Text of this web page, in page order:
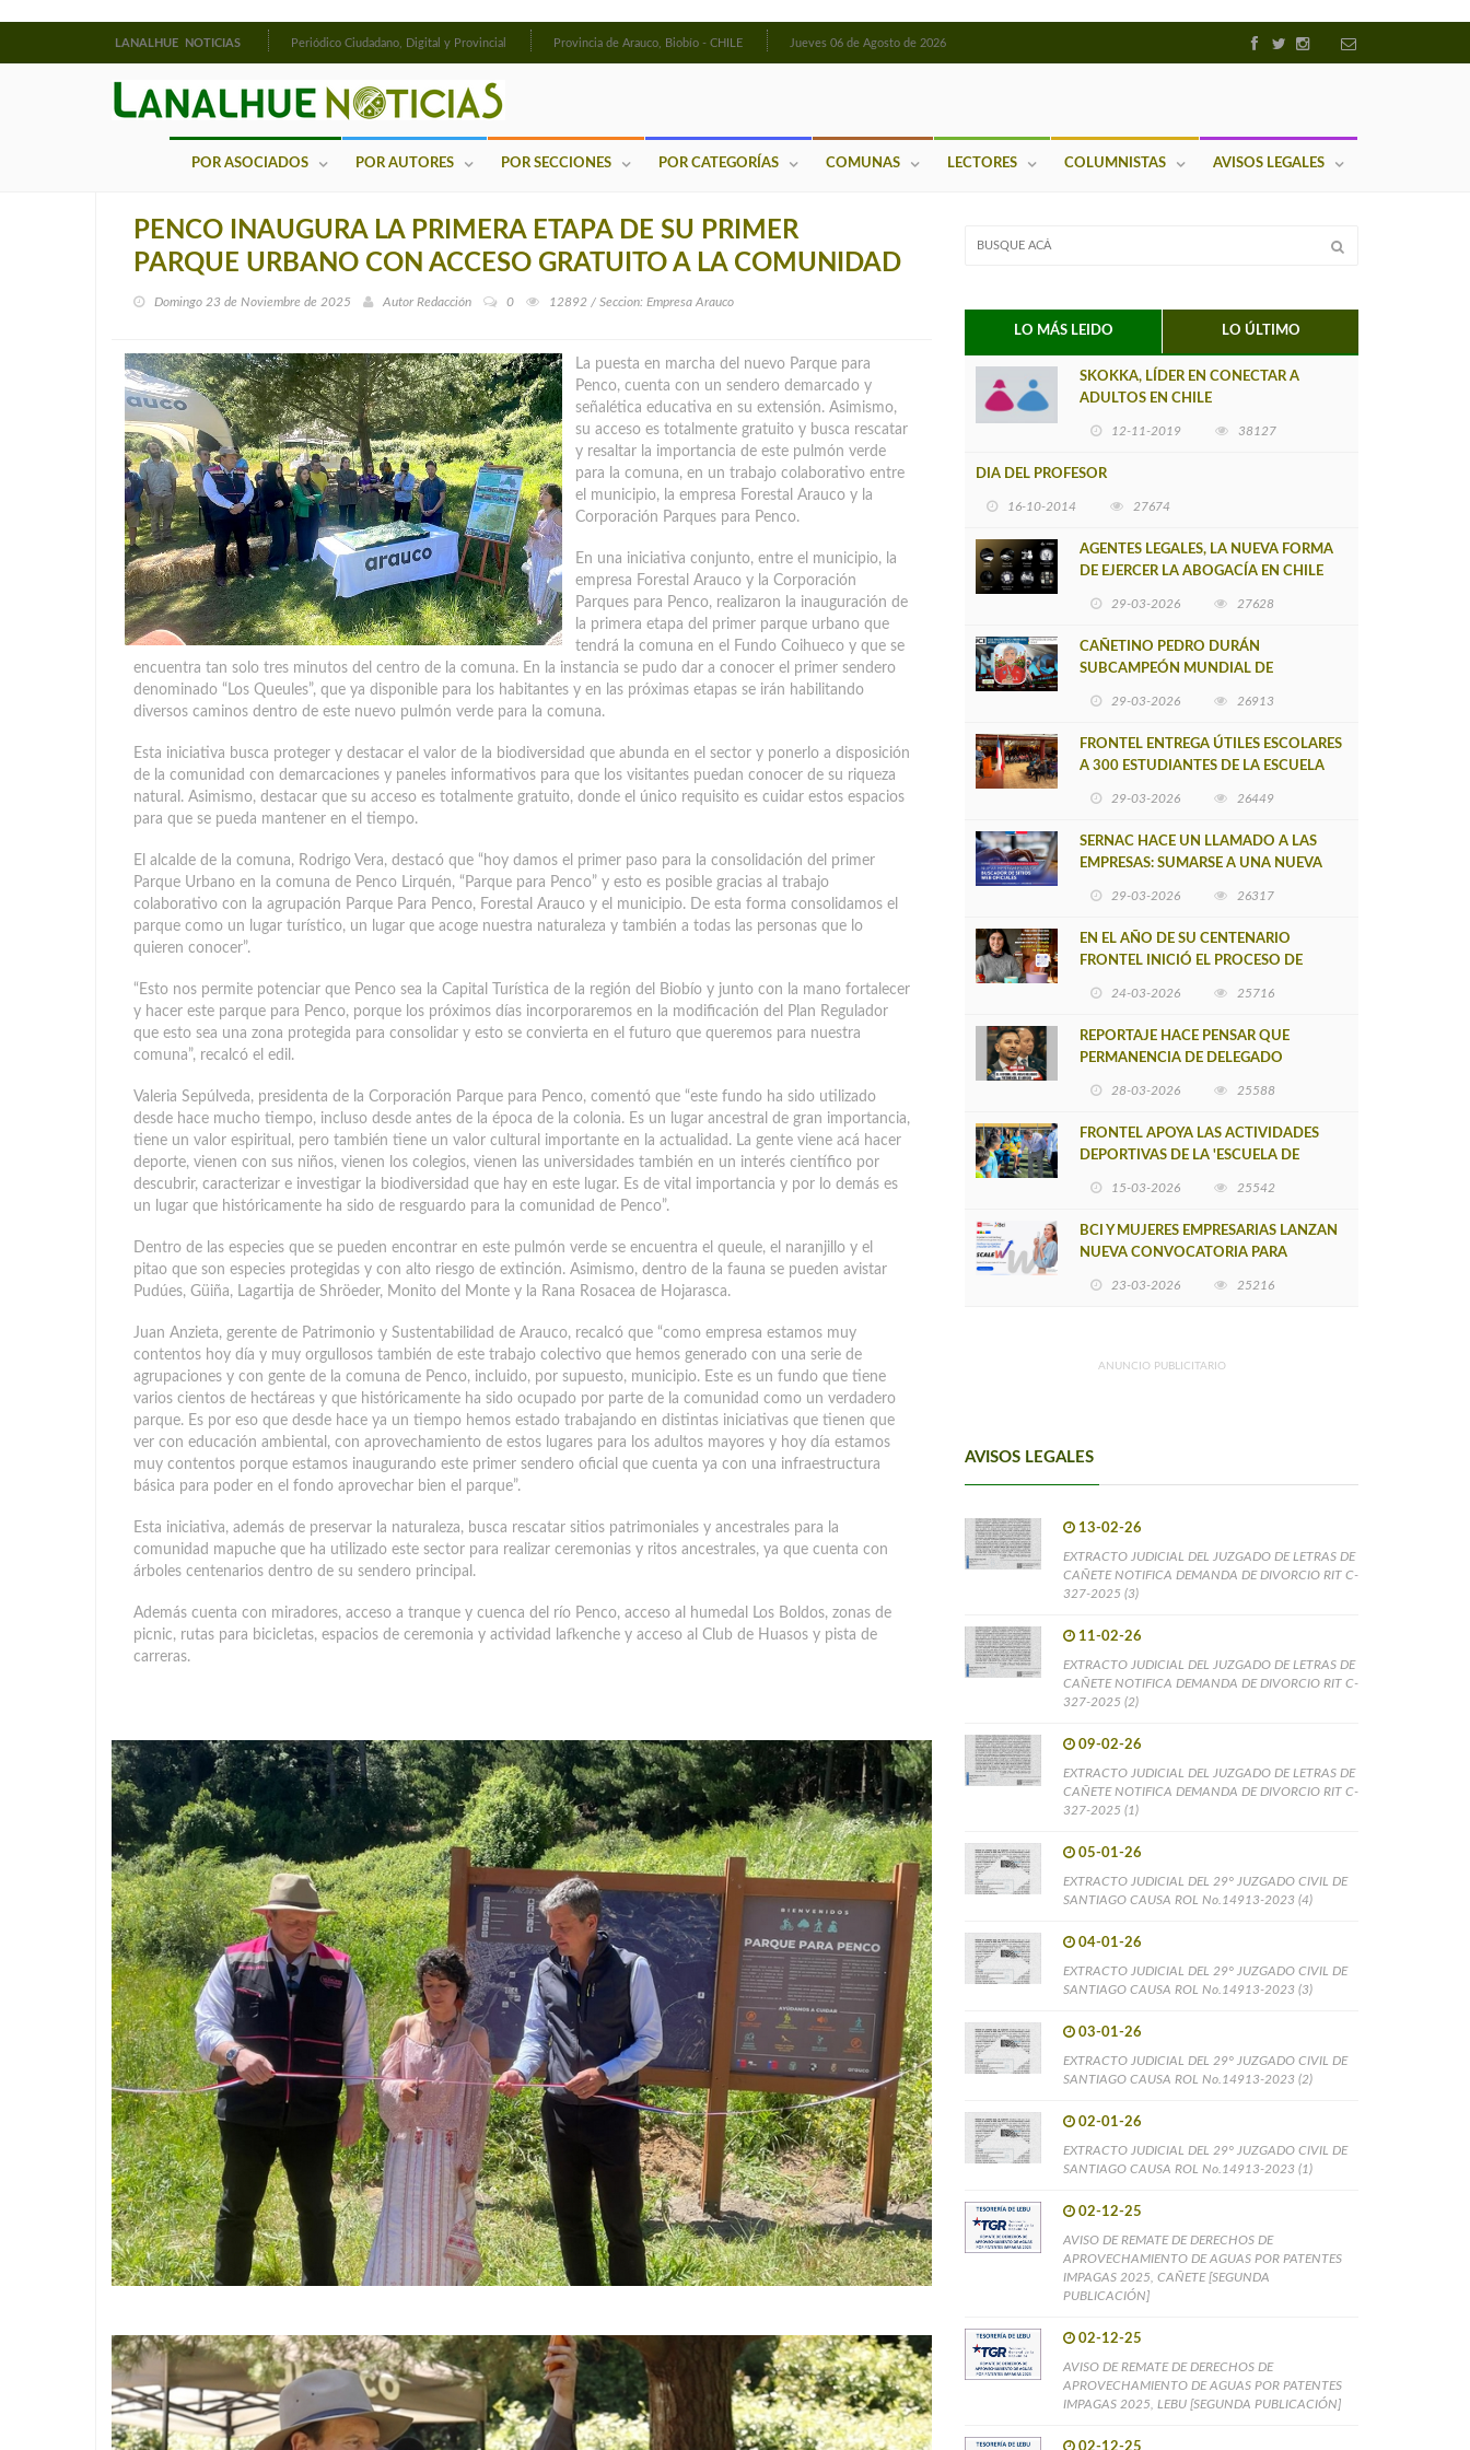
LANALHUE NOTICIAS Periódico Ciudadano, Digital y Provincial Provincia de Arauco, Biobío - CHILE Jueves 06 de Agosto de 2026
POR ASOCIADOS POR AUTORES POR SECCIONES POR CATEGORÍAS COMUNAS LECTORES COLUMNISTAS AVISOS LEGALES
PENCO INAUGURA LA PRIMERA ETAPA DE SU PRIMER
PARQUE URBANO CON ACCESO GRATUITO A LA COMUNIDAD
Domingo 23 de Noviembre de 2025 Autor Redacción 0 12892 / Seccion: Empresa Arauco
La puesta en marcha del nuevo Parque para
Penco, cuenta con un sendero demarcado y
señalética educativa en su extensión. Asimismo,
su acceso es totalmente gratuito y busca rescatar
y resaltar la importancia de este pulmón verde
para la comuna, en un trabajo colaborativo entre
el municipio, la empresa Forestal Arauco y la
Corporación Parques para Penco.
En una iniciativa conjunto, entre el municipio, la
empresa Forestal Arauco y la Corporación
Parques para Penco, realizaron la inauguración de
la primera etapa del primer parque urbano que
tendrá la comuna en el Fundo Coihueco y que se
encuentra tan solo tres minutos del centro de la comuna. En la instancia se pudo dar a conocer el primer sendero
denominado “Los Queules”, que ya disponible para los habitantes y en las próximas etapas se irán habilitando
diversos caminos dentro de este nuevo pulmón verde para la comuna.
Esta iniciativa busca proteger y destacar el valor de la biodiversidad que abunda en el sector y ponerlo a disposición
de la comunidad con demarcaciones y paneles informativos para que los visitantes puedan conocer de su riqueza
natural. Asimismo, destacar que su acceso es totalmente gratuito, donde el único requisito es cuidar estos espacios
para que se pueda mantener en el tiempo.
El alcalde de la comuna, Rodrigo Vera, destacó que “hoy damos el primer paso para la consolidación del primer
Parque Urbano en la comuna de Penco Lirquén, “Parque para Penco” y esto es posible gracias al trabajo
colaborativo con la agrupación Parque Para Penco, Forestal Arauco y el municipio. De esta forma consolidamos el
parque como un lugar turístico, un lugar que acoge nuestra naturaleza y también a todas las personas que lo
quieren conocer”.
“Esto nos permite potenciar que Penco sea la Capital Turística de la región del Biobío y junto con la mano fortalecer
y hacer este parque para Penco, porque los próximos días incorporaremos en la modificación del Plan Regulador
que esto sea una zona protegida para consolidar y esto se convierta en el futuro que queremos para nuestra
comuna”, recalcó el edil.
Valeria Sepúlveda, presidenta de la Corporación Parque para Penco, comentó que “este fundo ha sido utilizado
desde hace mucho tiempo, incluso desde antes de la época de la colonia. Es un lugar ancestral de gran importancia,
tiene un valor espiritual, pero también tiene un valor cultural importante en la actualidad. La gente viene acá hacer
deporte, vienen con sus niños, vienen los colegios, vienen las universidades también en un interés científico por
descubrir, caracterizar e investigar la biodiversidad que hay en este lugar. Es de vital importancia y por lo demás es
un lugar que históricamente ha sido de resguardo para la comunidad de Penco”.
Dentro de las especies que se pueden encontrar en este pulmón verde se encuentra el queule, el naranjillo y el
pitao que son especies protegidas y con alto riesgo de extinción. Asimismo, dentro de la fauna se pueden avistar
Pudúes, Güiña, Lagartija de Shröeder, Monito del Monte y la Rana Rosacea de Hojarasca.
Juan Anzieta, gerente de Patrimonio y Sustentabilidad de Arauco, recalcó que “como empresa estamos muy
contentos hoy día y muy orgullosos también de este trabajo colectivo que hemos generado con una serie de
agrupaciones y con gente de la comuna de Penco, incluido, por supuesto, municipio. Este es un fundo que tiene
varios cientos de hectáreas y que históricamente ha sido ocupado por parte de la comunidad como un verdadero
parque. Es por eso que desde hace ya un tiempo hemos estado trabajando en distintas iniciativas que tienen que
ver con educación ambiental, con aprovechamiento de estos lugares para los adultos mayores y hoy día estamos
muy contentos porque estamos inaugurando este primer sendero oficial que cuenta ya con una infraestructura
básica para poder en el fondo aprovechar bien el parque”.
Esta iniciativa, además de preservar la naturaleza, busca rescatar sitios patrimoniales y ancestrales para la
comunidad mapuche que ha utilizado este sector para realizar ceremonias y ritos ancestrales, ya que cuenta con
árboles centenarios dentro de su sendero principal.
Además cuenta con miradores, acceso a tranque y cuenca del río Penco, acceso al humedal Los Boldos, zonas de
picnic, rutas para bicicletas, espacios de ceremonia y actividad lafkenche y acceso al Club de Huasos y pista de
carreras.
LO MÁS LEIDO LO ÚLTIMO
SKOKKA, LÍDER EN CONECTAR A
ADULTOS EN CHILE
12-11-2019 38127
DIA DEL PROFESOR
16-10-2014 27674
AGENTES LEGALES, LA NUEVA FORMA
DE EJERCER LA ABOGACÍA EN CHILE
29-03-2026 27628
CAÑETINO PEDRO DURÁN
SUBCAMPEÓN MUNDIAL DE
29-03-2026 26913
FRONTEL ENTREGA ÚTILES ESCOLARES
A 300 ESTUDIANTES DE LA ESCUELA
29-03-2026 26449
SERNAC HACE UN LLAMADO A LAS
EMPRESAS: SUMARSE A UNA NUEVA
29-03-2026 26317
EN EL AÑO DE SU CENTENARIO
FRONTEL INICIÓ EL PROCESO DE
24-03-2026 25716
REPORTAJE HACE PENSAR QUE
PERMANENCIA DE DELEGADO
28-03-2026 25588
FRONTEL APOYA LAS ACTIVIDADES
DEPORTIVAS DE LA 'ESCUELA DE
15-03-2026 25542
BCI Y MUJERES EMPRESARIAS LANZAN
NUEVA CONVOCATORIA PARA
23-03-2026 25216
ANUNCIO PUBLICITARIO
AVISOS LEGALES
13-02-26
EXTRACTO JUDICIAL DEL JUZGADO DE LETRAS DE
CAÑETE NOTIFICA DEMANDA DE DIVORCIO RIT C-
327-2025 (3)
11-02-26
EXTRACTO JUDICIAL DEL JUZGADO DE LETRAS DE
CAÑETE NOTIFICA DEMANDA DE DIVORCIO RIT C-
327-2025 (2)
09-02-26
EXTRACTO JUDICIAL DEL JUZGADO DE LETRAS DE
CAÑETE NOTIFICA DEMANDA DE DIVORCIO RIT C-
327-2025 (1)
05-01-26
EXTRACTO JUDICIAL DEL 29° JUZGADO CIVIL DE
SANTIAGO CAUSA ROL No.14913-2023 (4)
04-01-26
EXTRACTO JUDICIAL DEL 29° JUZGADO CIVIL DE
SANTIAGO CAUSA ROL No.14913-2023 (3)
03-01-26
EXTRACTO JUDICIAL DEL 29° JUZGADO CIVIL DE
SANTIAGO CAUSA ROL No.14913-2023 (2)
02-01-26
EXTRACTO JUDICIAL DEL 29° JUZGADO CIVIL DE
SANTIAGO CAUSA ROL No.14913-2023 (1)
02-12-25
AVISO DE REMATE DE DERECHOS DE
APROVECHAMIENTO DE AGUAS POR PATENTES
IMPAGAS 2025, CAÑETE [SEGUNDA
PUBLICACIÓN]
02-12-25
AVISO DE REMATE DE DERECHOS DE
APROVECHAMIENTO DE AGUAS POR PATENTES
IMPAGAS 2025, LEBU [SEGUNDA PUBLICACIÓN]